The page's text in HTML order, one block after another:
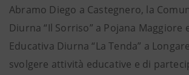
Abramo Diego a Castegnero, la
Diurna “Il Sorriso” a Pojana Maggiore
Educativa Diurna “La Tenda” a
svolgere attività educative e di